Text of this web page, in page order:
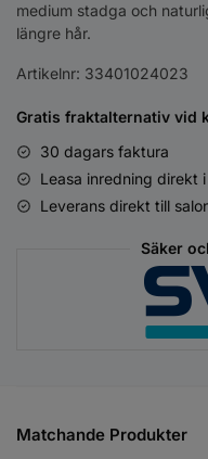
medium stadga och
längre hår.
Artikelnr: 33401024023
Gratis fraktalternativ vid
30 dagars faktura
Leasa inredning direkt
Leverans direkt till
Säker
Matchande Produkter